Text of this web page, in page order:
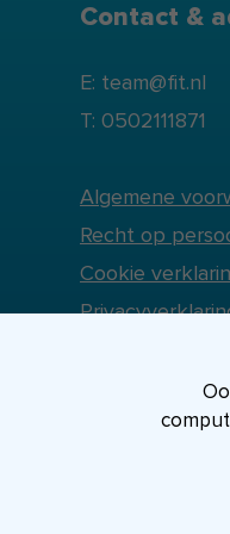
Contact &
E: team@fit.nl
T: 0502111871
Algemene
Recht op
Cookie